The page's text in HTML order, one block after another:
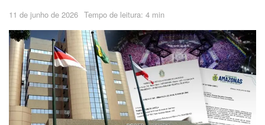
11 de junho de 2026 Tempo de leitura: 4 min